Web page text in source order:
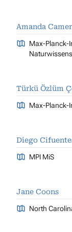
Amanda
Max-Planck-
Türkü Özlüm
Max-Planck-
Diego
MPI MiS
Jane Coons
North